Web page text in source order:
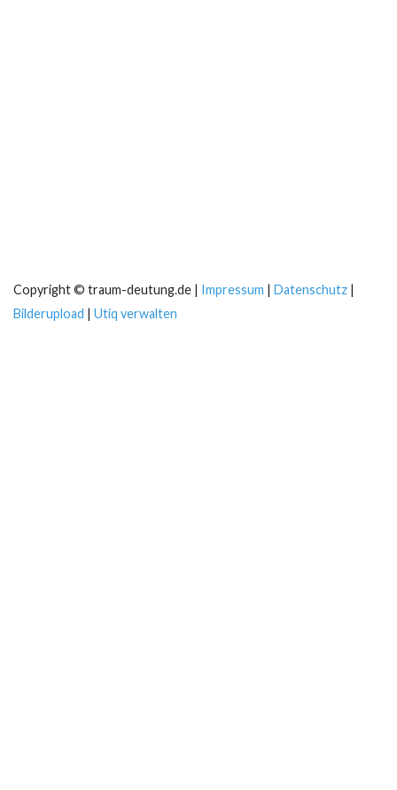
Copyright © traum-deutung.de | Impressum | Datenschutz |
Bilderupload | Utiq verwalten